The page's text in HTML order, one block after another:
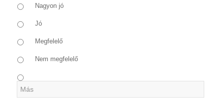
Nagyon jó
Jó
Megfelelő
Nem megfelelő